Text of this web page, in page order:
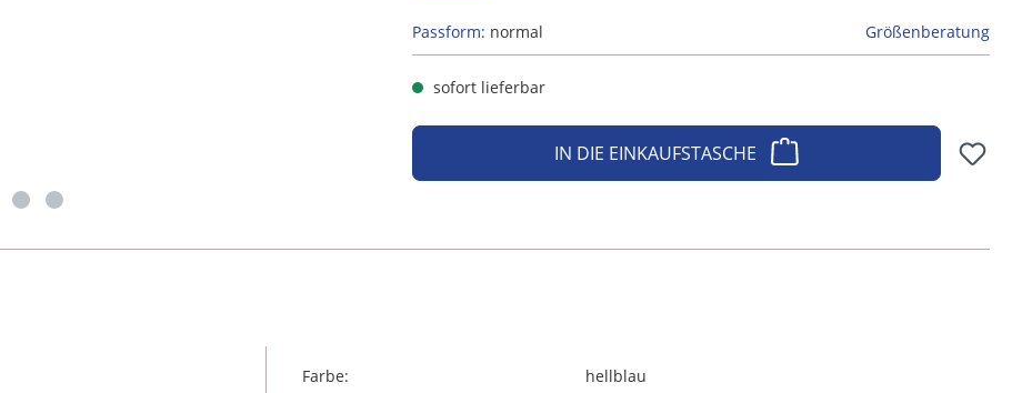
Passform: normal Größenberatung
sofort lieferbar
IN DIE EINKAUFSTASCHE
Farbe:
hellblau